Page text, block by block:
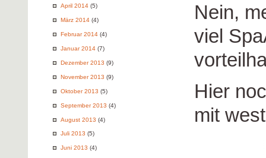
April 2014 (5)
März 2014 (4)
Februar 2014 (4)
Januar 2014 (7)
Dezember 2013 (9)
November 2013 (9)
Oktober 2013 (5)
September 2013 (4)
August 2013 (4)
Juli 2013 (5)
Juni 2013 (4)
Nein,
viel
Hier
mit